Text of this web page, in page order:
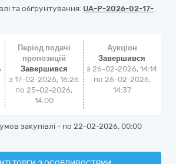
та обґрунтування: UA-P-2026-02-17-
Період подачі
пропозицій
Завершився
з 17-02-2026, 16:26
по 25-02-2026,
14:00
Аукціон
Завершився
з26-02-2026, 14:14
по 26-02-2026,
14:37
закупівлі - по 22-02-2026, 00:00